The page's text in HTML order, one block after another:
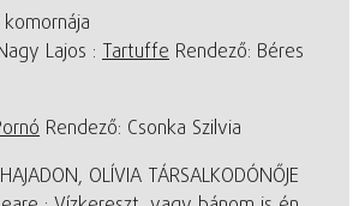
Lajos : Tartuffe Rendező: Béres
Rendező: Csonka Szilvia
OLÍVIA TÁRSALKODÓNŐJE